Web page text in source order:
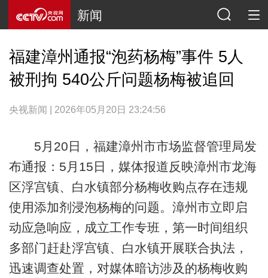
新闻
福建漳州通报“泡药杨梅”事件 5人
被刑拘 540公斤问题杨梅被追回
央视新闻 | 2026年05月20日 23:24:56
5月20日，福建漳州市市场监督管理局发
布通报：5月15日，媒体报道反映漳州市龙海
区浮宫镇、白水镇部分杨梅收购点存在违规
使用添加剂浸泡杨梅的问题。漳州市立即启
动应急响应，成立工作专班，第一时间组织
多部门赶赴浮宫镇、白水镇开展联合执法，
迅速调查处置，对媒体暗访涉及的杨梅收购